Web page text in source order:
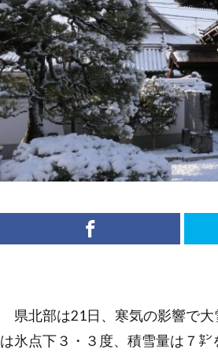
県北部は21日、寒気の影響で大
は氷点下３・３度、積雪量は７㌢